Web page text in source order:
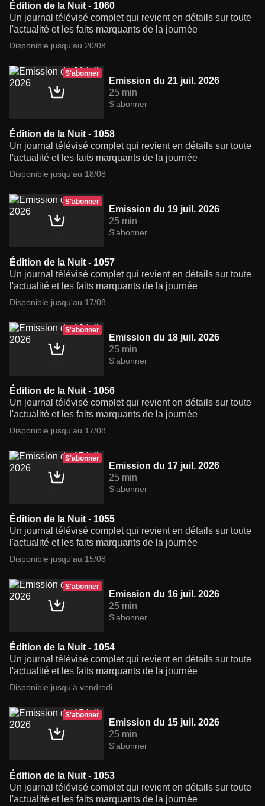
Édition de la Nuit - 1060
Un journal télévisé complet qui revient en détails sur toute
l'actualité et les faits marquants de la journée
Disponible jusqu'au 20/08
S'abonner
Emission du 21 juil. 2026
25 min
S'abonner
Édition de la Nuit - 1058
Un journal télévisé complet qui revient en détails sur toute
l'actualité et les faits marquants de la journée
Disponible jusqu'au 18/08
S'abonner
Emission du 19 juil. 2026
25 min
S'abonner
Édition de la Nuit - 1057
Un journal télévisé complet qui revient en détails sur toute
l'actualité et les faits marquants de la journée
Disponible jusqu'au 17/08
S'abonner
Emission du 18 juil. 2026
25 min
S'abonner
Édition de la Nuit - 1056
Un journal télévisé complet qui revient en détails sur toute
l'actualité et les faits marquants de la journée
Disponible jusqu'au 17/08
S'abonner
Emission du 17 juil. 2026
25 min
S'abonner
Édition de la Nuit - 1055
Un journal télévisé complet qui revient en détails sur toute
l'actualité et les faits marquants de la journée
Disponible jusqu'au 15/08
S'abonner
Emission du 16 juil. 2026
25 min
S'abonner
Édition de la Nuit - 1054
Un journal télévisé complet qui revient en détails sur toute
l'actualité et les faits marquants de la journée
Disponible jusqu'à vendredi
S'abonner
Emission du 15 juil. 2026
25 min
S'abonner
Édition de la Nuit - 1053
Un journal télévisé complet qui revient en détails sur toute
l'actualité et les faits marquants de la journée